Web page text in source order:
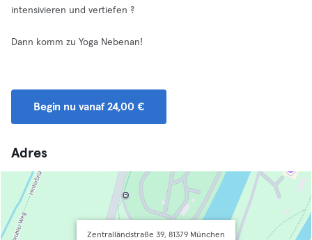
intensivieren und vertiefen ?
Dann komm zu Yoga Nebenan!
Begin nu vanaf 24,00 €
Adres
Zentralländstraße 39, 81379 München